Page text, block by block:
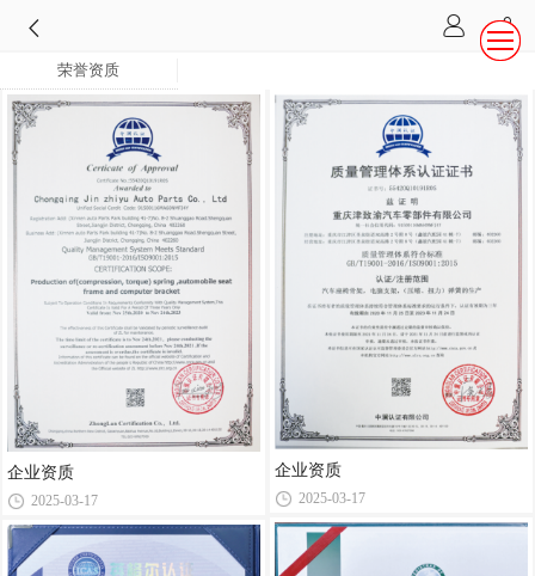
荣誉资质
企业资质
2025-03-17
企业资质
2025-03-17